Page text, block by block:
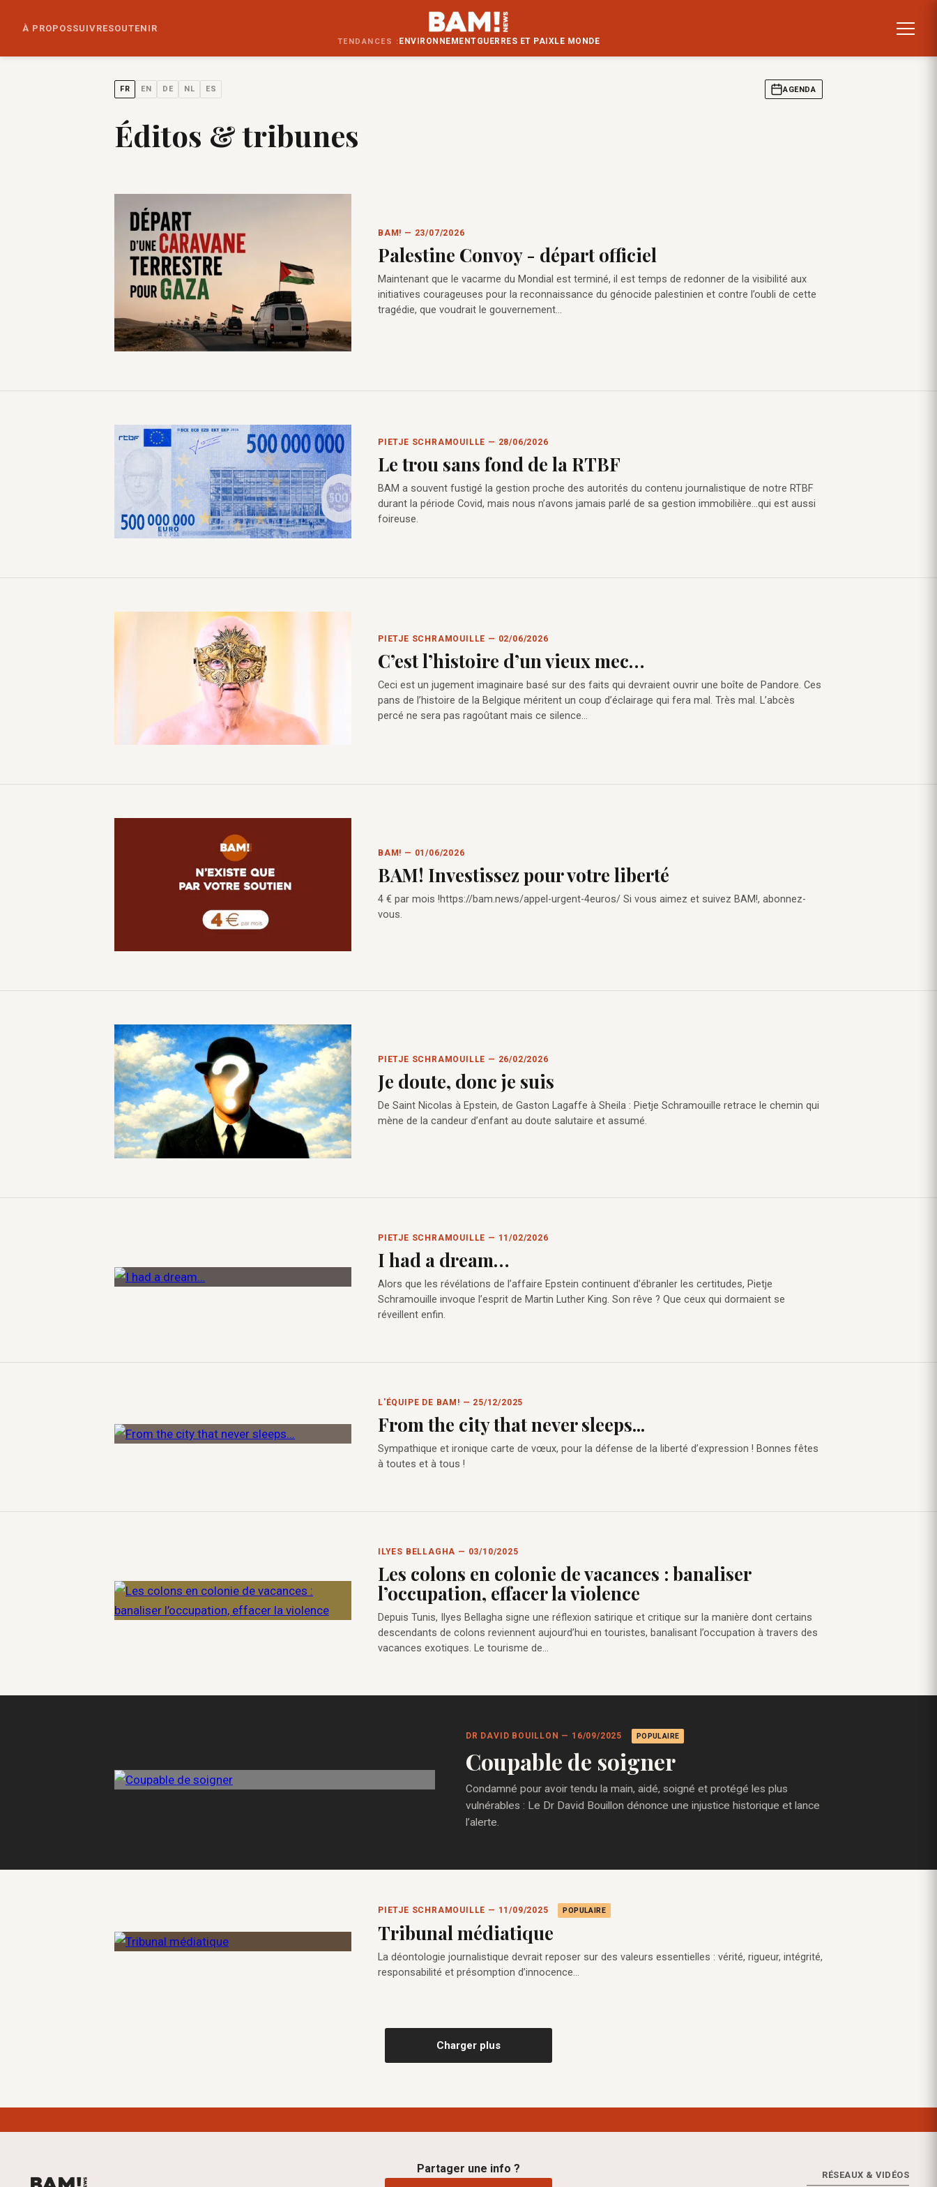
À PROPOSSUIVRESOUTENIR
TENDANCES : ENVIRONNEMENTGUERRES ET PAIXLE MONDE
FR EN DE NL ES AGENDA
Éditos & tribunes
BAM! — 23/07/2026
Palestine Convoy - départ officiel
Maintenant que le vacarme du Mondial est terminé, il est temps de redonner de la visibilité aux
initiatives courageuses pour la reconnaissance du génocide palestinien et contre l’oubli de cette
tragédie, que voudrait le gouvernement…
PIETJE SCHRAMOUILLE — 28/06/2026
Le trou sans fond de la RTBF
BAM a souvent fustigé la gestion proche des autorités du contenu journalistique de notre RTBF
durant la période Covid, mais nous n’avons jamais parlé de sa gestion immobilière…qui est aussi
foireuse.
PIETJE SCHRAMOUILLE — 02/06/2026
C’est l’histoire d’un vieux mec…
Ceci est un jugement imaginaire basé sur des faits qui devraient ouvrir une boîte de Pandore. Ces
pans de l’histoire de la Belgique méritent un coup d’éclairage qui fera mal. Très mal. L’abcès
percé ne sera pas ragoûtant mais ce silence…
BAM! — 01/06/2026
BAM! Investissez pour votre liberté
4 € par mois !https://bam.news/appel-urgent-4euros/ Si vous aimez et suivez BAM!, abonnez-
vous.
PIETJE SCHRAMOUILLE — 26/02/2026
Je doute, donc je suis
De Saint Nicolas à Epstein, de Gaston Lagaffe à Sheila : Pietje Schramouille retrace le chemin qui
mène de la candeur d’enfant au doute salutaire et assumé.
PIETJE SCHRAMOUILLE — 11/02/2026
I had a dream…
Alors que les révélations de l’affaire Epstein continuent d’ébranler les certitudes, Pietje
Schramouille invoque l’esprit de Martin Luther King. Son rêve ? Que ceux qui dormaient se
réveillent enfin.
L'ÉQUIPE DE BAM! — 25/12/2025
From the city that never sleeps...
Sympathique et ironique carte de vœux, pour la défense de la liberté d’expression ! Bonnes fêtes
à toutes et à tous !
ILYES BELLAGHA — 03/10/2025
Les colons en colonie de vacances : banaliser
l’occupation, effacer la violence
Depuis Tunis, Ilyes Bellagha signe une réflexion satirique et critique sur la manière dont certains
descendants de colons reviennent aujourd’hui en touristes, banalisant l’occupation à travers des
vacances exotiques. Le tourisme de…
DR DAVID BOUILLON — 16/09/2025 POPULAIRE
Coupable de soigner
Condamné pour avoir tendu la main, aidé, soigné et protégé les plus
vulnérables : Le Dr David Bouillon dénonce une injustice historique et lance
l’alerte.
PIETJE SCHRAMOUILLE — 11/09/2025 POPULAIRE
Tribunal médiatique
La déontologie journalistique devrait reposer sur des valeurs essentielles : vérité, rigueur, intégrité,
responsabilité et présomption d’innocence…
Charger plus
Partager une info ? RÉSEAUX & VIDÉOS